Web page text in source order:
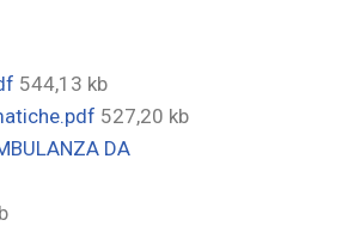
544,13 kb
527,20 kb
DA